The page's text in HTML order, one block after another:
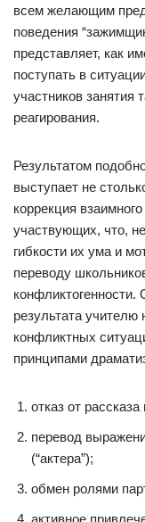
всем желающим
поведения
представляет, как
поступать в
участников занятия
реагирования.
Результатом
выступает не
коррекция
участвующих, что,
гибкости их ума и
переводу
конфликтогенности.
результата
конфликтных
принципами
отказ от рассказа
перевод
(“актера”);
обмен ролями
активное